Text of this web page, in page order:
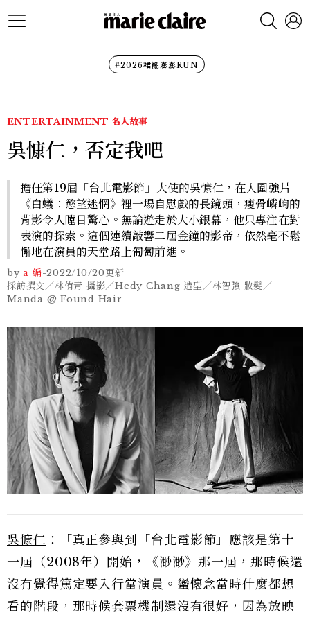
#2026裙襬澎澎RUN
ENTERTAINMENT 名人故事
吳慷仁，否定我吧
擔任第19屆「台北電影節」大使的吳慷仁，在入圍強片
《白蟻：慾望迷惘》裡一場自慰戲的長鏡頭，瘦骨嶙峋的
背影令人瞠目驚心。無論遊走於大小銀幕，他只專注在對
表演的探索。這個連續敲響二屆金鐘的影帝，依然毫不鬆
懈地在演員的天堂路上匍匐前進。
by a 編-2022/10/20更新
採訪撰文／林侑青 攝影／Hedy Chang 造型／林智強 妝髮／
Manda @ Found Hair
吳慷仁 ：「真正參與到「台北電影節」應該是第十
一屆（2008年）開始，《渺渺》那一屆，那時候還
沒有覺得篤定要入行當演員。蠻懷念當時什麼都想
看的階段，那時候套票機制還沒有很好，因為放映